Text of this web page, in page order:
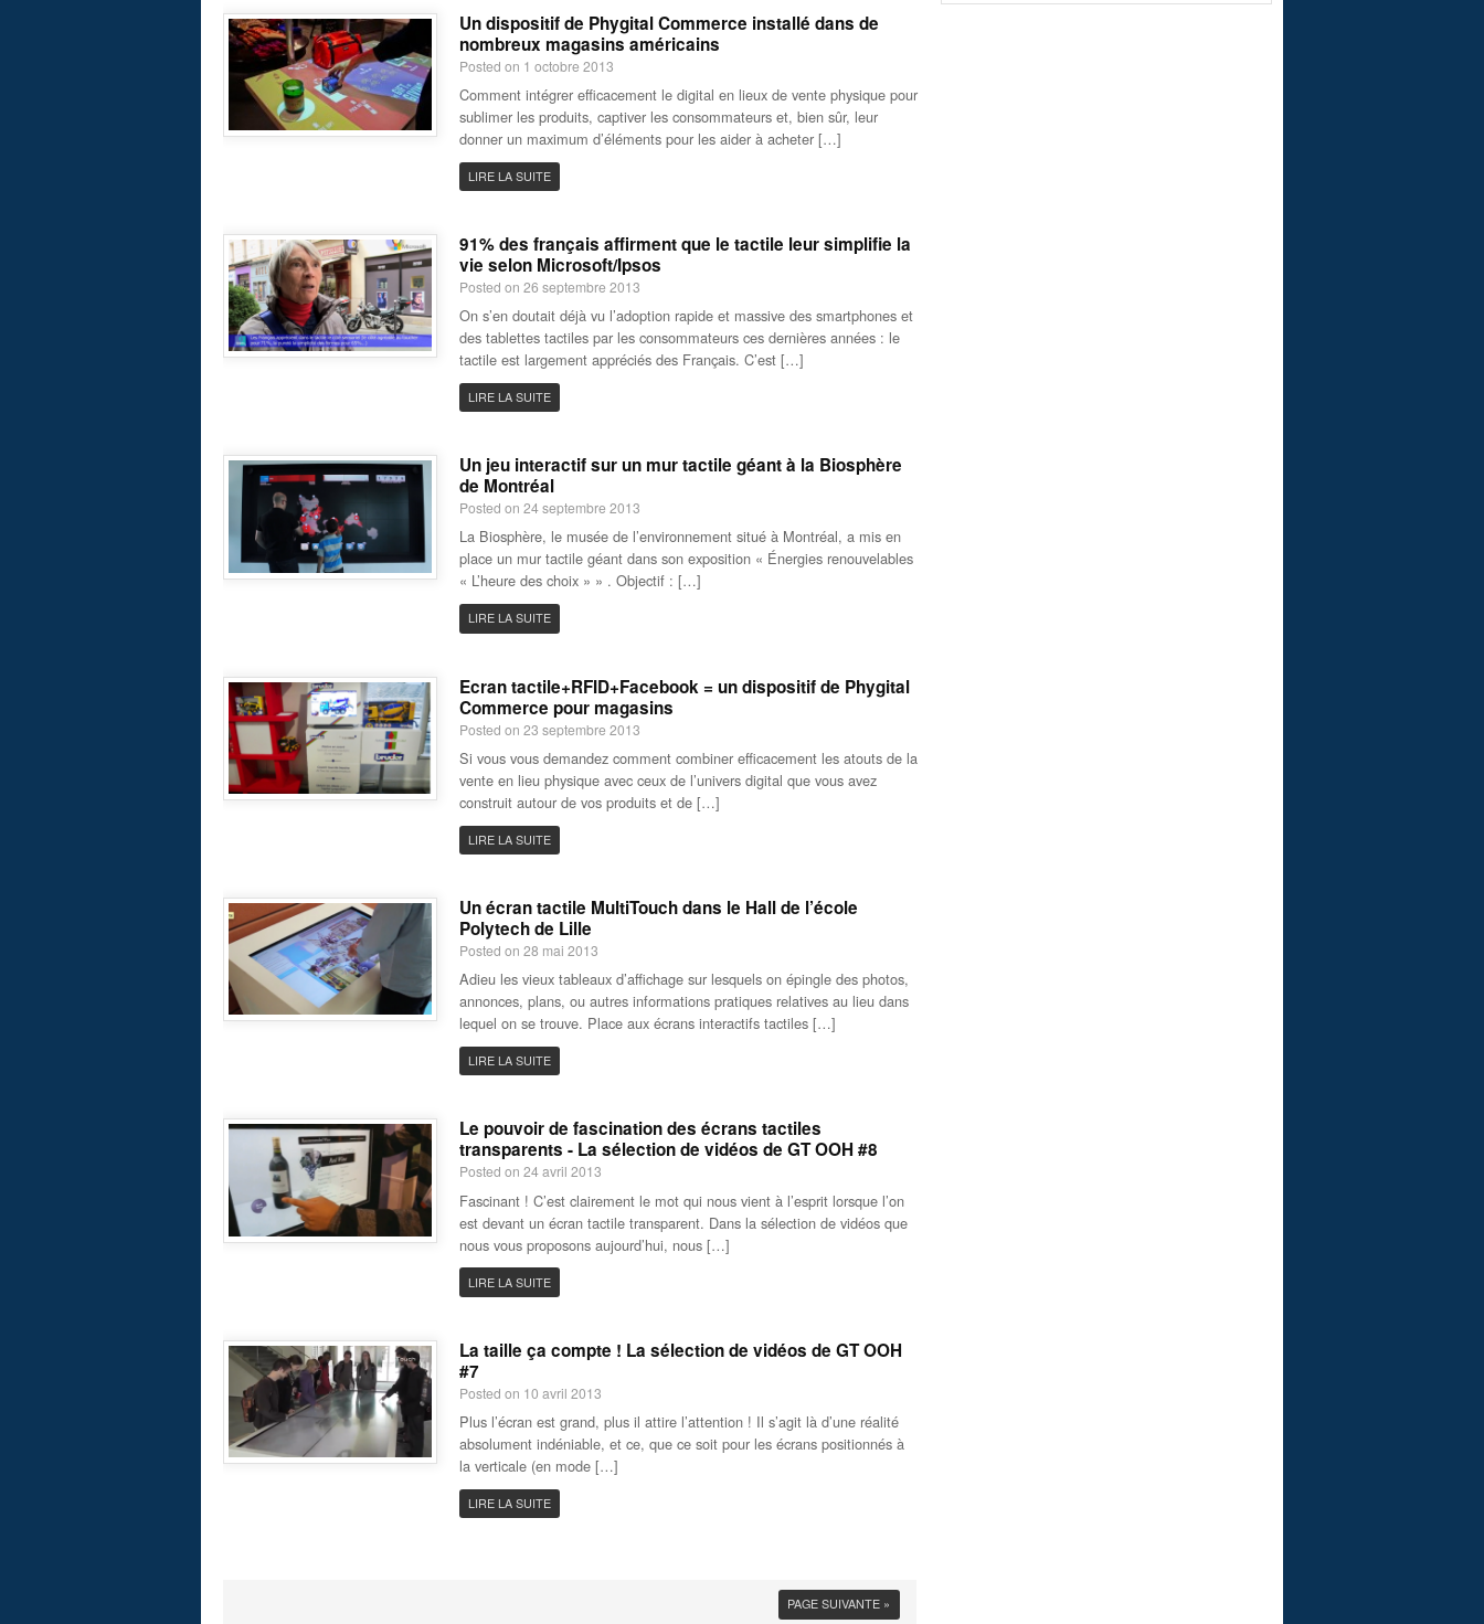
Un dispositif de Phygital Commerce installé dans de
nombreux magasins américains
Posted on 1 octobre 2013
Comment intégrer efficacement le digital en lieux de vente physique pour
sublimer les produits, captiver les consommateurs et, bien sûr, leur
donner un maximum d’éléments pour les aider à acheter […]
LIRE LA SUITE
91% des français affirment que le tactile leur simplifie la
vie selon Microsoft/Ipsos
Posted on 26 septembre 2013
On s’en doutait déjà vu l’adoption rapide et massive des smartphones et
des tablettes tactiles par les consommateurs ces dernières années : le
tactile est largement appréciés des Français. C’est […]
LIRE LA SUITE
Un jeu interactif sur un mur tactile géant à la Biosphère
de Montréal
Posted on 24 septembre 2013
La Biosphère, le musée de l’environnement situé à Montréal, a mis en
place un mur tactile géant dans son exposition « Énergies renouvelables
« L’heure des choix » » . Objectif : […]
LIRE LA SUITE
Ecran tactile+RFID+Facebook = un dispositif de Phygital
Commerce pour magasins
Posted on 23 septembre 2013
Si vous vous demandez comment combiner efficacement les atouts de la
vente en lieu physique avec ceux de l’univers digital que vous avez
construit autour de vos produits et de […]
LIRE LA SUITE
Un écran tactile MultiTouch dans le Hall de l’école
Polytech de Lille
Posted on 28 mai 2013
Adieu les vieux tableaux d’affichage sur lesquels on épingle des photos,
annonces, plans, ou autres informations pratiques relatives au lieu dans
lequel on se trouve. Place aux écrans interactifs tactiles […]
LIRE LA SUITE
Le pouvoir de fascination des écrans tactiles
transparents - La sélection de vidéos de GT OOH #8
Posted on 24 avril 2013
Fascinant ! C’est clairement le mot qui nous vient à l’esprit lorsque l’on
est devant un écran tactile transparent. Dans la sélection de vidéos que
nous vous proposons aujourd’hui, nous […]
LIRE LA SUITE
La taille ça compte ! La sélection de vidéos de GT OOH
#7
Posted on 10 avril 2013
Plus l’écran est grand, plus il attire l’attention ! Il s’agit là d’une réalité
absolument indéniable, et ce, que ce soit pour les écrans positionnés à
la verticale (en mode […]
LIRE LA SUITE
PAGE SUIVANTE »